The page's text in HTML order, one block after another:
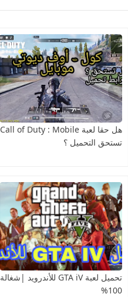
هل حقا لعبة Call of Duty : Mobile
تستحق التحميل ؟
تحميل لعبة GTA iV للأندرويد |شغالة
100%